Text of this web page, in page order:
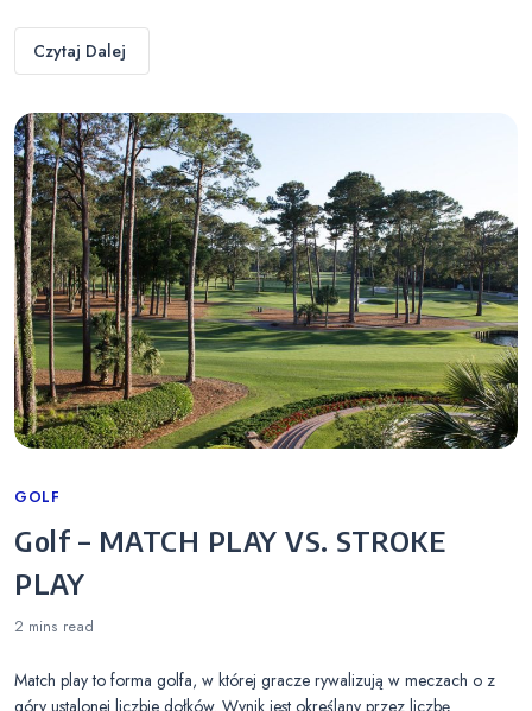
Czytaj Dalej
Categories
GOLF
Golf – MATCH PLAY VS. STROKE
PLAY
2 mins read
Match play to forma golfa, w której gracze rywalizują w meczach o z
góry ustalonej liczbie dołków. Wynik jest określany przez liczbę